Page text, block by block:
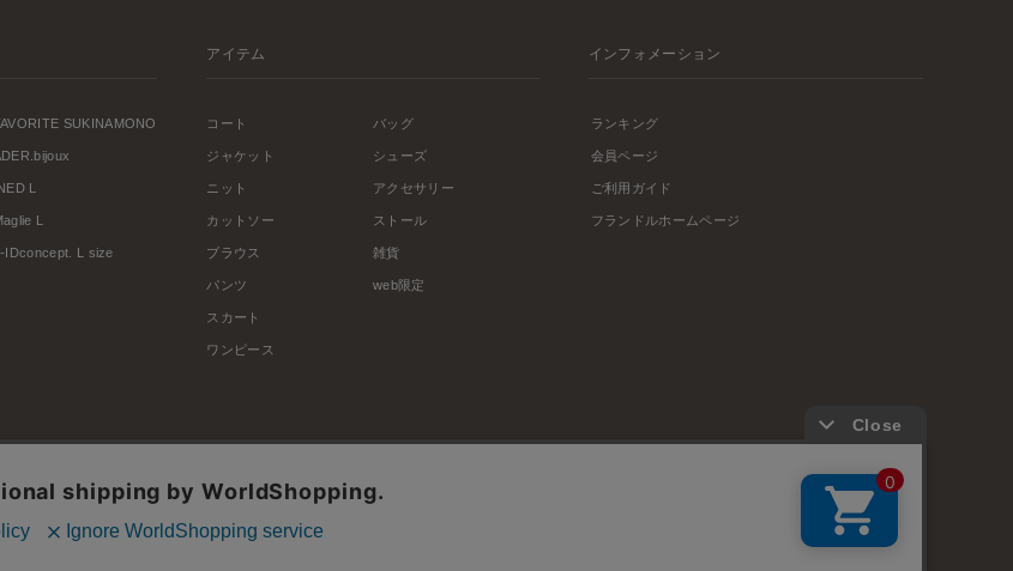
SUKINAMONO
L
L
IDconcept. L size
アイテム
コート
ジャケット
ニット
カットソー
ブラウス
パンツ
スカート
ワンピース
バッグ
シューズ
アクセサリー
ストール
雑貨
web限定
インフォメーション
ランキング
会員ページ
ご利用ガイド
フランドルホームページ